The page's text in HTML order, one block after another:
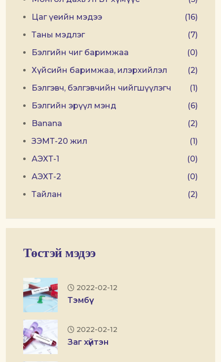
Цаг үеийн мэдээ
(16)
Таны мэдлэг
(7)
Бэлгийн чиг баримжаа
(0)
Хүйсийн баримжаа, илэрхийлэл
(2)
Бэлгэвч, бэлгэвчийн чийгшүүлэгч
(1)
Бэлгийн эрүүл мэнд
(6)
Banana
(2)
ЗЭМТ-20 жил
(1)
АЭХТ-1
(0)
АЭХТ-2
(0)
Тайлан
(2)
Төстэй мэдээ
2022-02-12
Тэмбүү
2022-02-12
Заг хүйтэн